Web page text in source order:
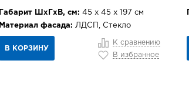
Габарит ШхГхВ, см: 45 х 45 х 197 см
Материал фасада: ЛДСП, Стекло
В КОРЗИНУ
К сравнению
В избранное